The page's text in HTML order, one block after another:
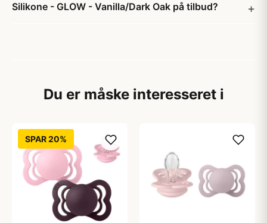
Silikone - GLOW - Vanilla/Dark Oak på tilbud?
Du er måske interesseret i
SPAR 20%